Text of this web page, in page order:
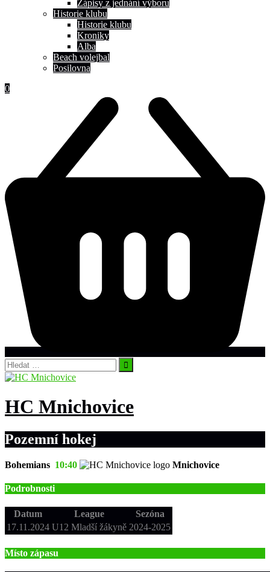
Zápisy z jednání výboru
Historie klubu
Historie klubu
Kroniky
Alba
Beach volejbal
Posilovna
0
Vyhledávání
HC Mnichovice
Pozemní hokej
Bohemians 10:40 Mnichovice
Podrobnosti
Datum League
Sezóna
17.11.2024 U12 Mladší žákyně 2024-2025
Místo zápasu